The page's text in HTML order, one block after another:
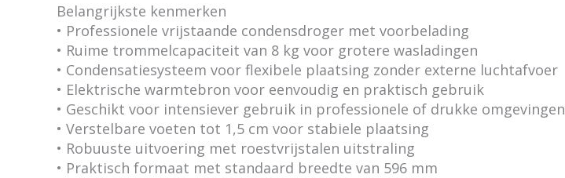
Belangrijkste kenmerken
• Professionele vrijstaande condensdroger met voorbelading
• Ruime trommelcapaciteit van 8 kg voor grotere wasladingen
• Condensatiesysteem voor flexibele plaatsing zonder externe luchtafvoer
• Elektrische warmtebron voor eenvoudig en praktisch gebruik
• Geschikt voor intensiever gebruik in professionele of drukke omgevingen
• Verstelbare voeten tot 1,5 cm voor stabiele plaatsing
• Robuuste uitvoering met roestvrijstalen uitstraling
• Praktisch formaat met standaard breedte van 596 mm